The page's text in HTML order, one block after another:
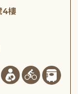
4樓